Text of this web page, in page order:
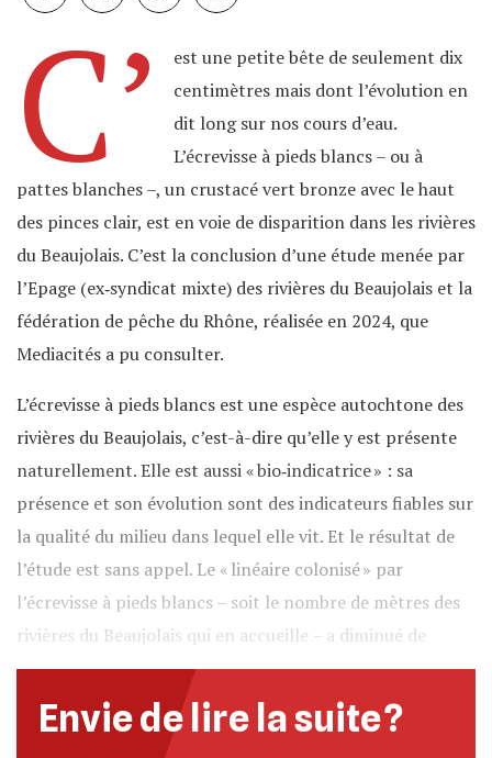
C’
est une petite bête de seulement dix
centimètres mais dont l’évolution en
dit long sur nos cours d’eau.
L’écrevisse à pieds blancs – ou à
pattes blanches –, un crustacé vert bronze avec le haut
des pinces clair, est en voie de disparition dans les rivières
du Beaujolais. C’est la conclusion d’une étude menée par
l’Epage (ex‐syndicat mixte) des rivières du Beaujolais et la
fédération de pêche du Rhône, réalisée en 2024, que
Mediacités a pu consulter.
L’écrevisse à pieds blancs est une espèce autochtone des
rivières du Beaujolais, c’est-à-dire qu’elle y est présente
naturellement. Elle est aussi « bio‐indicatrice » : sa
présence et son évolution sont des indicateurs fiables sur
la qualité du milieu dans lequel elle vit. Et le résultat de
l’étude est sans appel. Le « linéaire colonisé » par
l’écrevisse à pieds blancs – soit le nombre de mètres des
rivières du Beaujolais qui en accueille – a diminué de
Envie de lire la suite ?